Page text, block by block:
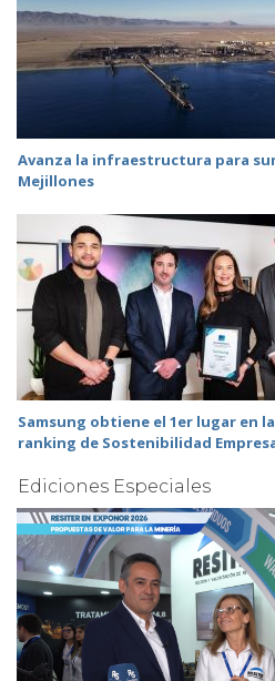
Avanza la infraestructura para
Mejillones
Samsung obtiene el 1er lugar en
ranking de Sostenibilidad
Ediciones Especiales